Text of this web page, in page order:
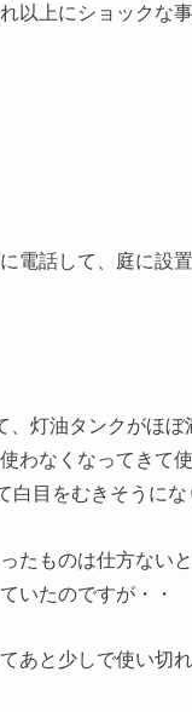
以上にショックな事
電話して、庭に設
灯油タンクがほ
わなくなってきて
目をむきそうにな
たものは仕方ない
いたのですが・・
あと少しで使い切